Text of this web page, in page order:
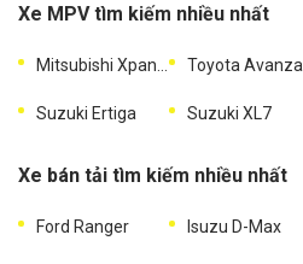
Xe MPV tìm kiếm nhiều nhất
Toyota Avanza
Suzuki Ertiga Suzuki XL7
Xe bán tải tìm kiếm nhiều nhất
Ford Ranger Isuzu D-Max